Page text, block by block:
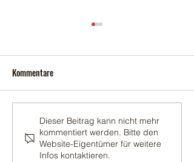
Der zweite Schnitt 2026
Kommentare
Dieser Beitrag kann nicht mehr
kommentiert werden. Bitte den
Website-Eigentümer für weitere
Infos kontaktieren.